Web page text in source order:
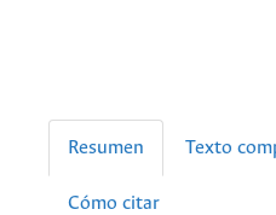
Resumen Texto
Cómo citar